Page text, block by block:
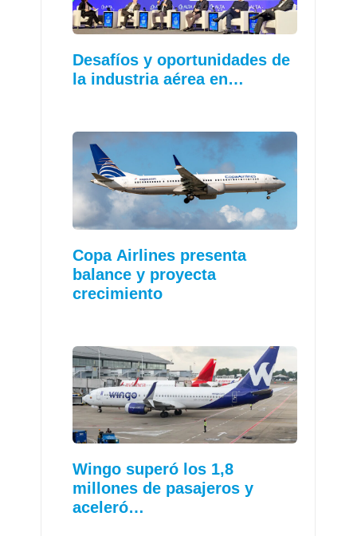
Desafíos y oportunidades de
la industria aérea en…
Copa Airlines presenta
balance y proyecta
crecimiento
Wingo superó los 1,8
millones de pasajeros y
aceleró…